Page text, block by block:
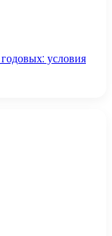
условия